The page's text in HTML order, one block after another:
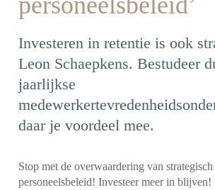
Investeren in retentie is ook
Leon Schaepkens. Bestudeer
jaarlijkse
daar je voordeel mee.
Stop met de overwaardering van strategisch
personeelsbeleid!Investeer meer in blijven!